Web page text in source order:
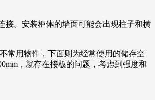
接。安装柜体的墙面可能会出现柱子和横
常用物件，下面则为经常使用的储存空
，就存在接板的问题，考虑到强度和